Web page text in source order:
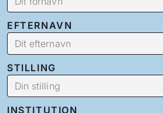
EFTERNAVN
STILLING
INSTITUTION